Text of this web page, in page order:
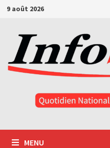
Passer
contenu
9 août 2026
MENU